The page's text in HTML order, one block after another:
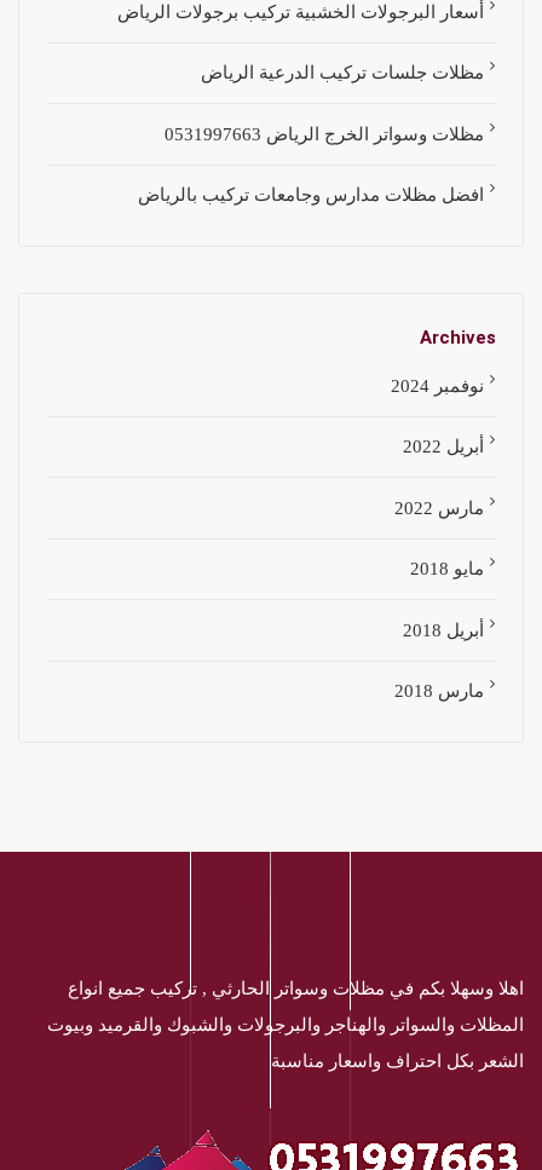
أسعار البرجولات الخشبية تركيب برجولات الرياض
مظلات جلسات تركيب الدرعية الرياض
مظلات وسواتر الخرج الرياض 0531997663
افضل مظلات مدارس وجامعات تركيب بالرياض
Archives
نوفمبر 2024
أبريل 2022
مارس 2022
مايو 2018
أبريل 2018
مارس 2018
اهلا وسهلا بكم في مظلات وسواتر الحارثي , تركيب جميع انواع
المظلات والسواتر والهناجر والبرجولات والشبوك والقرميد وبيوت
الشعر بكل احتراف واسعار مناسبة